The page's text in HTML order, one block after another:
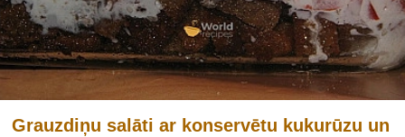
Grauzdiņu salāti ar konservētu kukurūzu un